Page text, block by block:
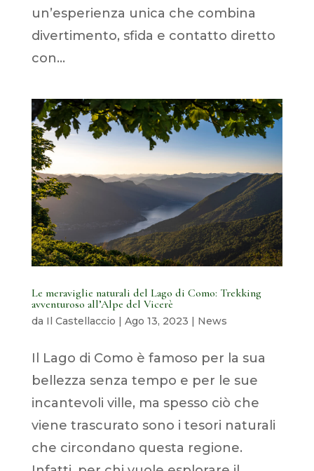
un’esperienza unica che combina
divertimento, sfida e contatto diretto
con...
Le meraviglie naturali del Lago di Como: Trekking
avventuroso all’Alpe del Vicerè
da Il Castellaccio | Ago 13, 2023 | News
Il Lago di Como è famoso per la sua
bellezza senza tempo e per le sue
incantevoli ville, ma spesso ciò che
viene trascurato sono i tesori naturali
che circondano questa regione.